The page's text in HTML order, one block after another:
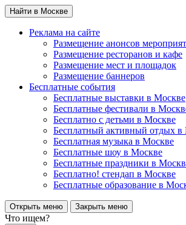
Найти в Москве
Реклама на сайте
Размещение анонсов
Размещение ресторанов и кафе
Размещение мест и площадок
Размещение баннеров
Бесплатные события
Бесплатные выставки в Москве
Бесплатные фестивали в
Бесплатно с детьми в Москве
Бесплатный активный отдых в
Бесплатная музыка в Москве
Бесплатные шоу в Москве
Бесплатные праздники в
Бесплатно! стендап в Москве
Бесплатные образование в
Открыть меню Закрыть меню
Что ищем?